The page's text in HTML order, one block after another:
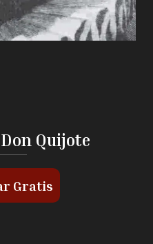
Quijote
Gratis